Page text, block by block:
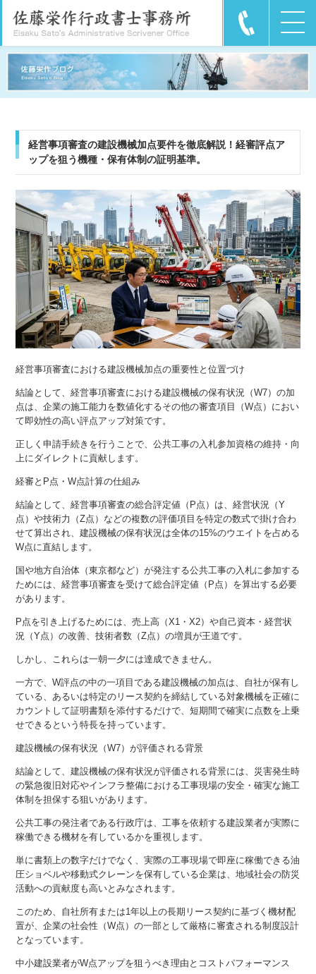
経営事項審査の建設機械加点要件を徹底解説！経審評点ア
ップを狙う機種・保有体制の証明基準。
経営事項審査における建設機械加点の重要性と位置づけ
結論として、経営事項審査における建設機械の保有状況（W7）の加
点は、企業の施工能力を数値化するその他の審査項目（W点）におい
て即効性の高い評点アップ対策です。
正しく申請手続きを行うことで、公共工事の入札参加資格の維持・向
上にダイレクトに貢献します。
経審とP点・W点計算の仕組み
結論として、経営事項審査の総合評定値（P点）は、経営状況（Y
点）や技術力（Z点）などの複数の評価項目を特定の数式で掛け合わ
せて算出され、建設機械の保有状況は全体の15%のウエイトを占める
W点に直結します。
国や地方自治体（東京都など）が発注する公共工事の入札に参加する
ためには、経営事項審査を受けて総合評定値（P点）を算出する必要
があります。
P点を引き上げるためには、売上高（X1・X2）や自己資本・経営状
況（Y点）の改善、技術者数（Z点）の増員が王道です。
しかし、これらは一朝一夕には達成できません。
一方で、W評点の中の一項目である建設機械の加点は、自社が保有し
ている、あるいは特定のリース契約を締結している対象機械を正確に
カウントして証明書類を添付するだけで、短期間で確実に点数を上乗
せできるという特長を持っています。
建設機械の保有状況（W7）が評価される背景
結論として、建設機械の保有状況が評価される背景には、災害発生時
の緊急復旧対応やインフラ整備における工事現場の安全・確実な施工
体制を担保する狙いがあります。
公共工事の発注者である行政庁は、工事を依頼する建設業者が実際に
稼働できる機材を有しているかを重視します。
単に書類上の数字だけでなく、実際の工事現場で即座に稼働できる油
圧ショベルや移動式クレーンを保有している企業は、地域社会の防災
活動への貢献度も高いとみなされます。
このため、自社所有または1年以上の長期リース契約に基づく機材配
置が、企業の社会性（W点）の一部として厳格に審査される制度設計
となっています。
中小建設業者がW点アップを狙うべき理由とコストパフォーマンス